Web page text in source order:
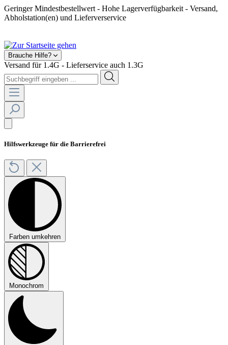
Geringer Mindestbestellwert - Hohe Lagerverfügbarkeit - Versand,
Abholstation(en) und Lieferverservice
Brauche Hilfe?
Versand für 1.4G - Lieferservice auch 1.3G
Hilfswerkzeuge für die Barrierefrei
Farben umkehren
Monochrom